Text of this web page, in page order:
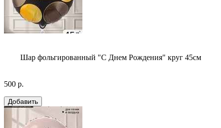
Шар фольгированный "С Днем Рождения" круг 45см
500 р.